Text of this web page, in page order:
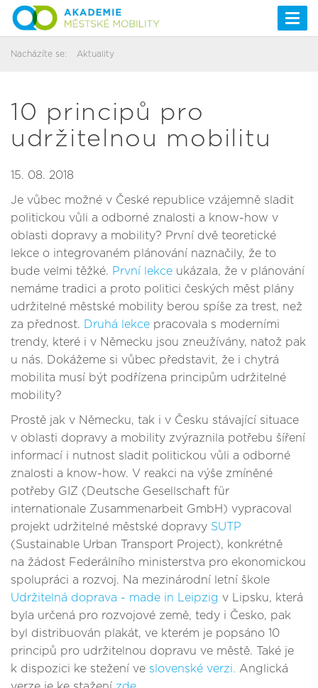
Nacházíte se: Aktuality
10 principů pro
udržitelnou mobilitu
15. 08. 2018
Je vůbec možné v České republice vzájemně sladit
politickou vůli a odborné znalosti a know-how v
oblasti dopravy a mobility? První dvě teoretické
lekce o integrovaném plánování naznačily, že to
bude velmi těžké. První lekce ukázala, že v plánování
nemáme tradici a proto politici českých měst plány
udržitelné městské mobility berou spíše za trest, než
za přednost.
Druhá lekce pracovala s moderními
trendy, které i v Německu jsou zneužívány, natož pak
u nás. Dokážeme si vůbec představit, že i chytrá
mobilita musí být podřízena principům udržitelné
mobility?
Prostě jak v Německu, tak i v Česku stávající situace
v oblasti dopravy a mobility zvýraznila potřebu šíření
informací i nutnost sladit politickou vůli a odborné
znalosti a know-how. V reakci na výše zmíněné
potřeby GIZ (Deutsche Gesellschaft für
internationale Zusammenarbeit GmbH) vypracoval
projekt udržitelné městské dopravy SUTP
(Sustainable Urban Transport Project), konkrétně
na žádost Federálního ministerstva pro ekonomickou
spolupráci a rozvoj. Na mezinárodní letní škole
Udržitelná doprava - made in Leipzig v Lipsku, která
byla určená pro rozvojové země, tedy i Česko, pak
byl distribuován plakát, ve kterém je popsáno 10
principů pro udržitelnou dopravu ve městě. Také je
k dispozici ke stežení ve slovenské verzi. Anglická